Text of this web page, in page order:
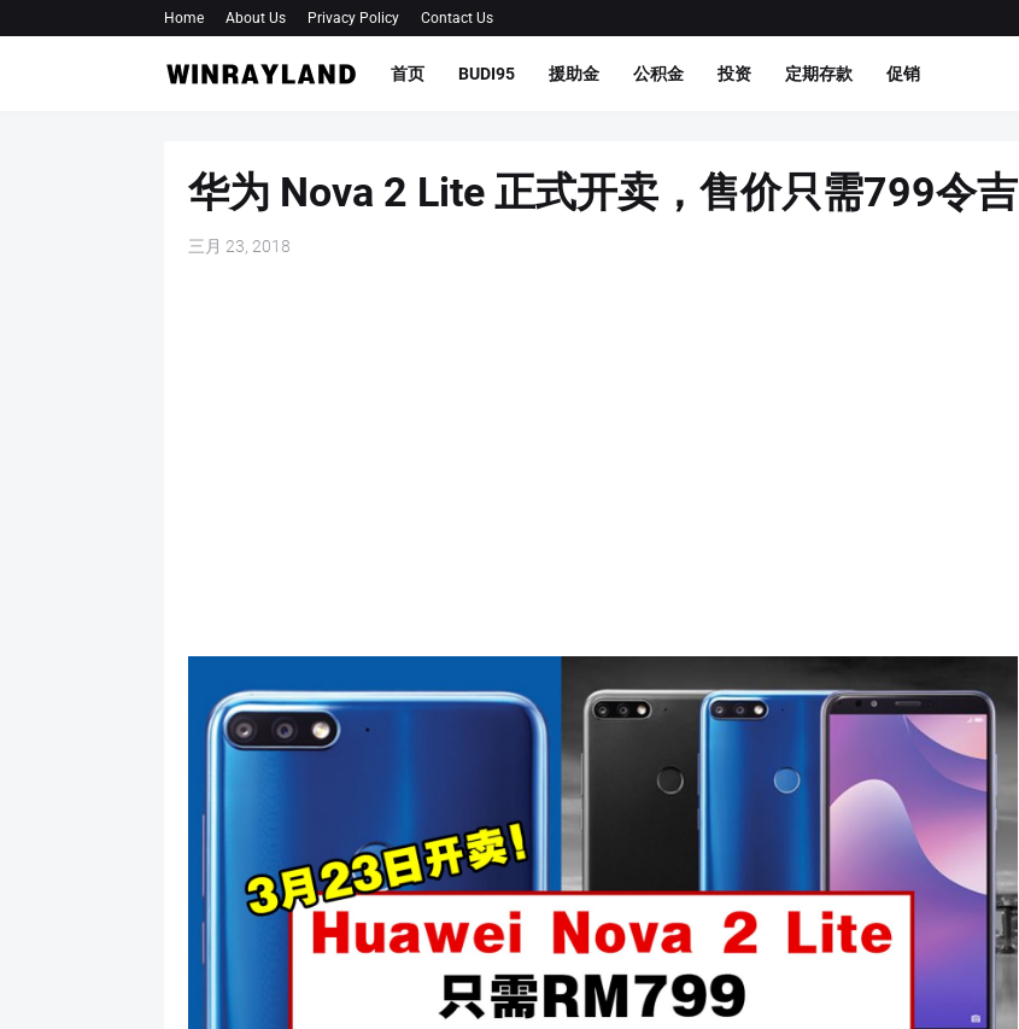
Home About Us Privacy Policy Contact Us
首页 BUDI95 援助金 公积金 投资 定期存款 促销
华为 Nova 2 Lite 正式开卖，售价只需799令吉
三月 23, 2018